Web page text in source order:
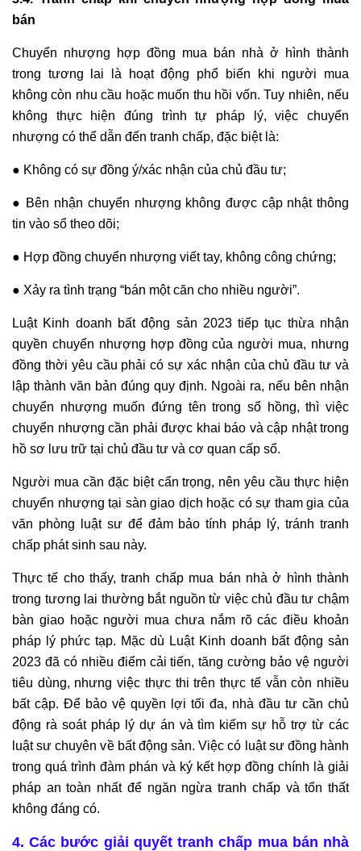
bán
Chuyển nhượng hợp đồng mua bán nhà ở hình thành
trong tương lai là hoạt động phổ biến khi người mua
không còn nhu cầu hoặc muốn thu hồi vốn. Tuy nhiên, nếu
không thực hiện đúng trình tự pháp lý, việc chuyển
nhượng có thể dẫn đến tranh chấp, đặc biệt là:
● Không có sự đồng ý/xác nhận của chủ đầu tư;
● Bên nhận chuyển nhượng không được cập nhật thông
tin vào sổ theo dõi;
● Hợp đồng chuyển nhượng viết tay, không công chứng;
● Xảy ra tình trạng “bán một căn cho nhiều người”.
Luật Kinh doanh bất động sản 2023 tiếp tục thừa nhận
quyền chuyển nhượng hợp đồng của người mua, nhưng
đồng thời yêu cầu phải có sự xác nhận của chủ đầu tư và
lập thành văn bản đúng quy định. Ngoài ra, nếu bên nhận
chuyển nhượng muốn đứng tên trong sổ hồng, thì việc
chuyển nhượng cần phải được khai báo và cập nhật trong
hồ sơ lưu trữ tại chủ đầu tư và cơ quan cấp sổ.
Người mua cần đặc biệt cẩn trọng, nên yêu cầu thực hiện
chuyển nhượng tại sàn giao dịch hoặc có sự tham gia của
văn phòng luật sư để đảm bảo tính pháp lý, tránh tranh
chấp phát sinh sau này.
Thực tế cho thấy, tranh chấp mua bán nhà ở hình thành
trong tương lai thường bắt nguồn từ việc chủ đầu tư chậm
bàn giao hoặc người mua chưa nắm rõ các điều khoản
pháp lý phức tạp. Mặc dù Luật Kinh doanh bất động sản
2023 đã có nhiều điểm cải tiến, tăng cường bảo vệ người
tiêu dùng, nhưng việc thực thi trên thực tế vẫn còn nhiều
bất cập. Để bảo vệ quyền lợi tối đa, nhà đầu tư cần chủ
động rà soát pháp lý dự án và tìm kiếm sự hỗ trợ từ các
luật sư chuyên về bất động sản. Việc có luật sư đồng hành
trong quá trình đàm phán và ký kết hợp đồng chính là giải
pháp an toàn nhất để ngăn ngừa tranh chấp và tổn thất
không đáng có.
4. Các bước giải quyết tranh chấp mua bán nhà